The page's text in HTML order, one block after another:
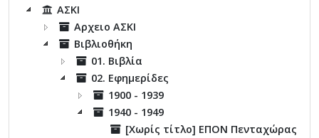
ΑΣΚΙ
Αρχειο ΑΣΚΙ
Βιβλιοθήκη
01. Βιβλία
02. Εφημερίδες
1900 - 1939
1940 - 1949
[Χωρίς τίτλο] ΕΠΟΝ Πενταχώρας